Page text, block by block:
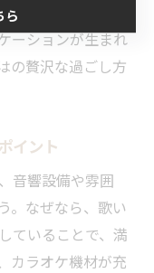
音楽の好みについ
ーションが生まれ
の贅沢な過ごし方
イント
音響設備や雰囲
。なぜなら、歌い
ていることで、満
カラオケ機材が充
ら
ら